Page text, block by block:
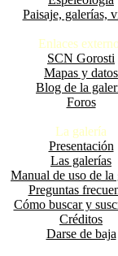
Paisaje, galerías,
Enlaces
SCN Gorosti
Mapas y datos
Blog de la
Foros
La galería
Presentación
Las galerías
Manual de uso de la
Preguntas
Cómo buscar y
Créditos
Darse de baja